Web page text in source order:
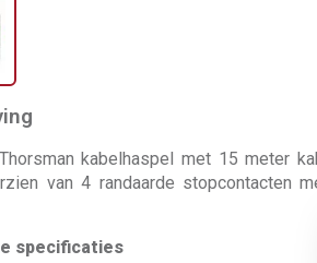
kabelhaspel met 15 meter
van 4 randaarde stopcontacten
specificaties